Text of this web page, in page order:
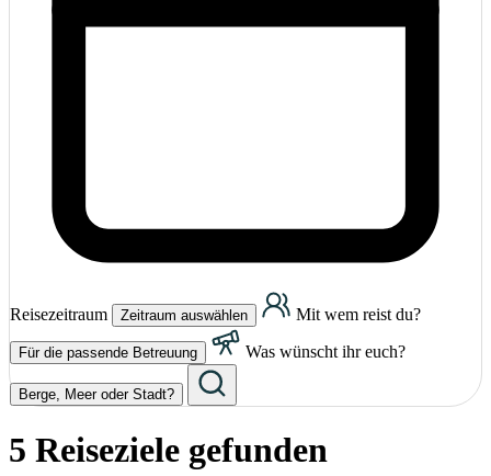
Reisezeitraum Zeitraum auswählen Mit wem reist du?
Für die passende Betreuung Was wünscht ihr euch?
Berge, Meer oder Stadt?
5 Reiseziele gefunden